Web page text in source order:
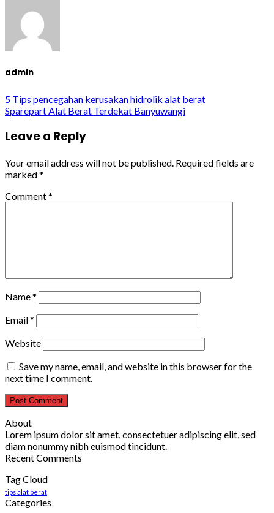
admin
5 Tips pencegahan kerusakan hidrolik alat berat
Sparepart Alat Berat Terdekat Banyuwangi
Leave a Reply
Your email address will not be published. Required fields are
marked*
Comment*
Name*
Email*
Website
Save my name, email, and website in this browser for the
next time I comment.
About
Lorem ipsum dolor sit amet, consectetuer adipiscing elit, sed
diam nonummy nibh euismod tincidunt.
Recent Comments
Tag Cloud
tips alat berat
Categories